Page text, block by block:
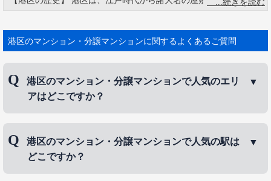
緒正しい土地柄でもあります。 六本木の名前の由来として「上
とも言われています。 東京タワー、六本木ヒルズ、東京ミッドタ
ウン、赤坂サカス、レインボーブリッジなど、観光名所がたくさ
港区のマンション・分譲マンションに関するよくあるご質問
港区のマンション・分譲マンションで人気のエリ
アはどこですか？
は、白金台、白金 、高輪などです。
港区のマンション・分譲マンションで人気の駅は
どこですか？